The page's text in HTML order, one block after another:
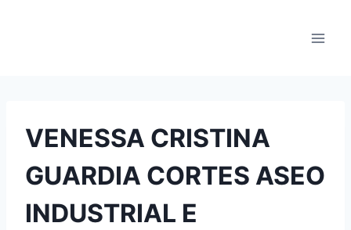
VENESSA CRISTINA
GUARDIA CORTES ASEO
INDUSTRIAL E